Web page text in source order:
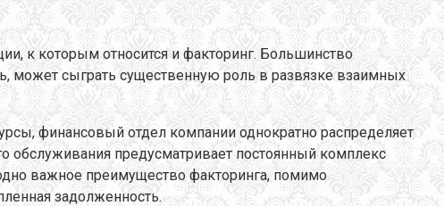
к которым относится и факторинг. Большинство
может сыграть существенную роль в развязке взаимных
финансовый отдел компании однократно распределяет
обслуживания предусматривает постоянный комплекс
важное преимущество факторинга, помимо
задолженность.